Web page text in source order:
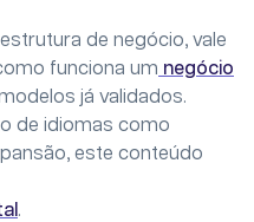
de negócio, vale
funciona um negócio
já validados.
de idiomas como
este conteúdo
.